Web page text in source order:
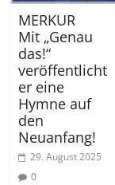
MERKUR
Mit „Genau
das!“
veröffentlicht
er eine
Hymne auf
den
Neuanfang!
29. August 2025
0